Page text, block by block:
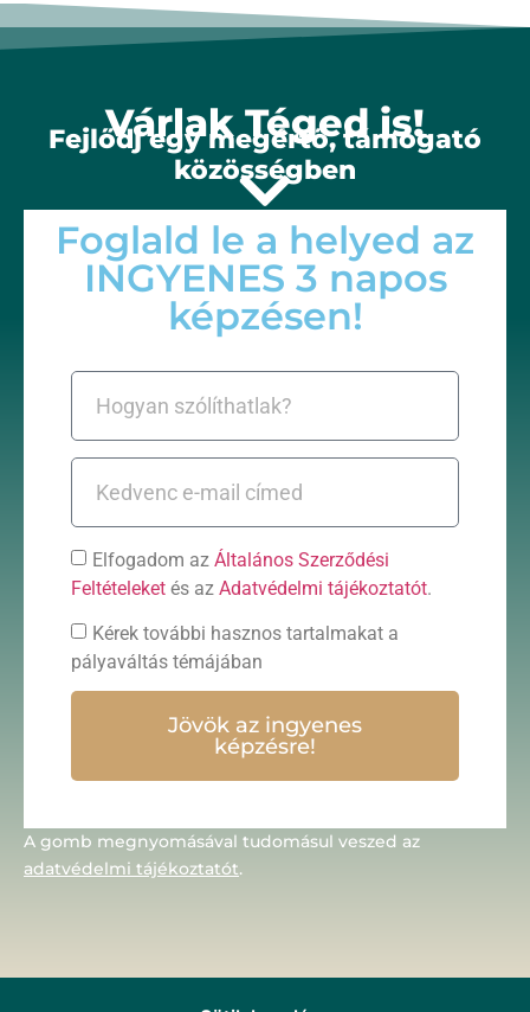
Várlak Téged is!
Fejlődj egy megértő, támogató
közösségben
Foglald le a helyed az
INGYENES 3 napos
képzésen!
Elfogadom az Általános Szerződési
Feltételeket és az Adatvédelmi tájékoztatót.
Kérek további hasznos tartalmakat a
pályaváltás témájában
Jövök az ingyenes
képzésre!
A gomb megnyomásával tudomásul veszed az
adatvédelmi tájékoztatót.